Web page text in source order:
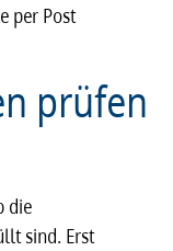
per Post
prüfen
die
sind. Erst